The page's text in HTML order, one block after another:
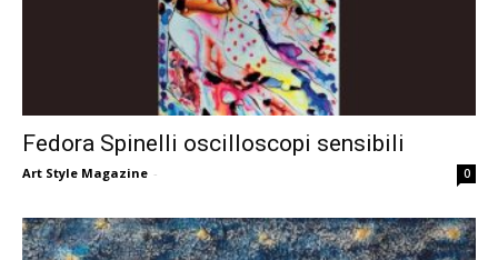
Fedora Spinelli oscilloscopi sensibili
Art Style Magazine - 0